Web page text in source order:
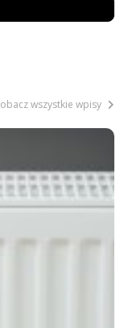
wszystkie wpisy